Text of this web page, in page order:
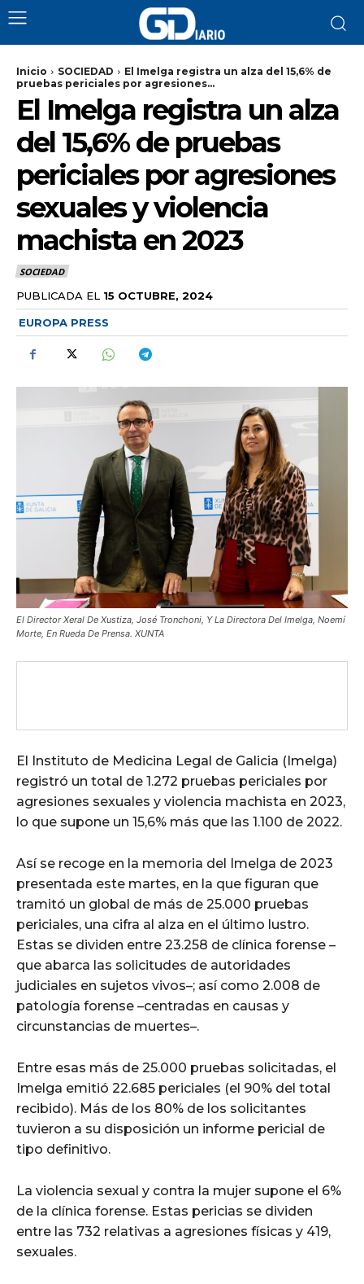
Inicio SOCIEDAD
El Imelga registra un alza del 15,6% de
pruebas periciales por agresiones...
El Imelga registra un alza
del 15,6% de pruebas
periciales por agresiones
sexuales y violencia
machista en 2023
SOCIEDAD
PUBLICADA EL 15 OCTUBRE, 2024
EUROPA PRESS
El Director Xeral De Xustiza, José Tronchoni, Y La Directora Del Imelga, Noemí
Morte, En Rueda De Prensa. XUNTA
El Instituto de Medicina Legal de Galicia (Imelga)
registró un total de 1.272 pruebas periciales por
agresiones sexuales y violencia machista en 2023,
lo que supone un 15,6% más que las 1.100 de 2022.
Así se recoge en la memoria del Imelga de 2023
presentada este martes, en la que figuran que
tramitó un global de más de 25.000 pruebas
periciales, una cifra al alza en el último lustro.
Estas se dividen entre 23.258 de clínica forense –
que abarca las solicitudes de autoridades
judiciales en sujetos vivos–; así como 2.008 de
patología forense –centradas en causas y
circunstancias de muertes–.
Entre esas más de 25.000 pruebas solicitadas, el
Imelga emitió 22.685 periciales (el 90% del total
recibido). Más de los 80% de los solicitantes
tuvieron a su disposición un informe pericial de
tipo definitivo.
La violencia sexual y contra la mujer supone el 6%
de la clínica forense. Estas pericias se dividen
entre las 732 relativas a agresiones físicas y 419,
sexuales.